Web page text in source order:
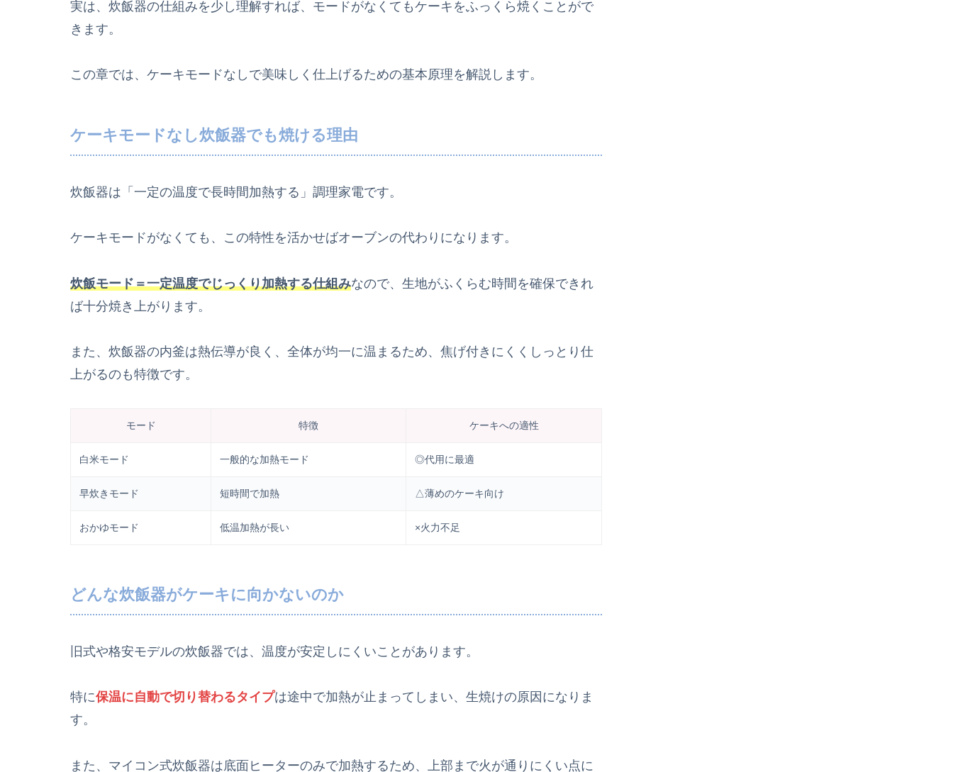
実は、炊飯器の仕組みを少し理解すれば、モードがなくてもケーキをふっくら焼くことがで
きます。
この章では、ケーキモードなしで美味しく仕上げるための基本原理を解説します。
ケーキモードなし炊飯器でも焼ける理由
炊飯器は「一定の温度で長時間加熱する」調理家電です。
ケーキモードがなくても、この特性を活かせばオーブンの代わりになります。
炊飯モード＝一定温度でじっくり加熱する仕組みなので、生地がふくらむ時間を確保できれ
ば十分焼き上がります。
また、炊飯器の内釜は熱伝導が良く、全体が均一に温まるため、焦げ付きにくくしっとり仕
上がるのも特徴です。
モード 特徴 ケーキへの適性
白米モード 一般的な加熱モード ◎代用に最適
早炊きモード 短時間で加熱 △薄めのケーキ向け
おかゆモード 低温加熱が長い ×火力不足
どんな炊飯器がケーキに向かないのか
旧式や格安モデルの炊飯器では、温度が安定しにくいことがあります。
特に保温に自動で切り替わるタイプは途中で加熱が止まってしまい、生焼けの原因になりま
す。
また、マイコン式炊飯器は底面ヒーターのみで加熱するため、上部まで火が通りにくい点に